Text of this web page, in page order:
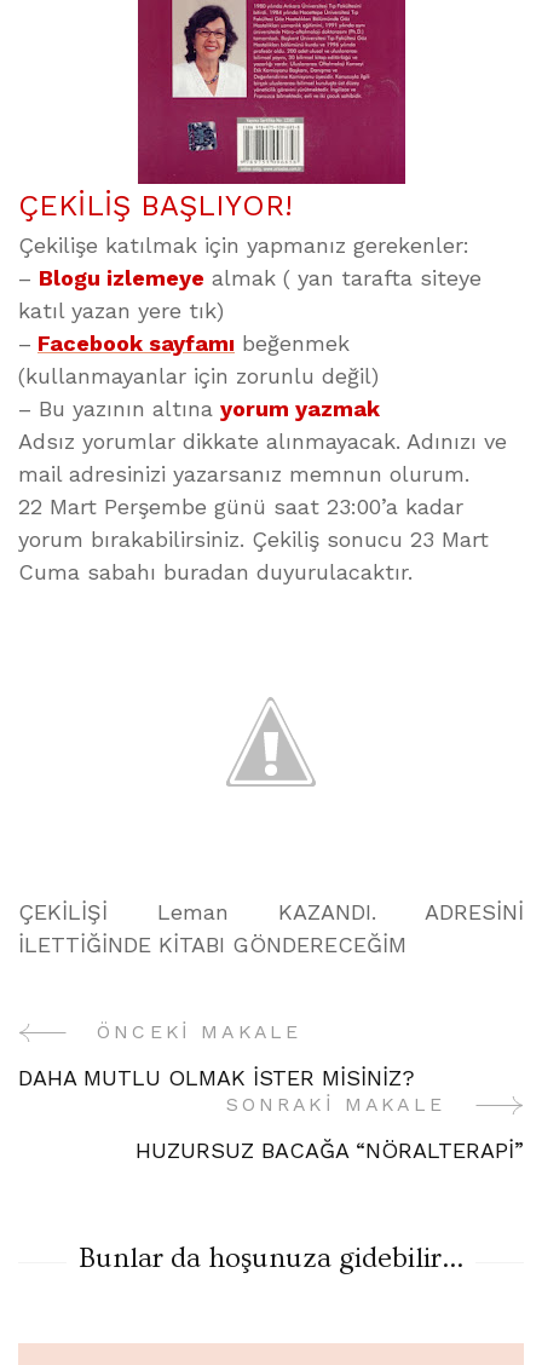
ÇEKİLİŞ BAŞLIYOR!
Çekilişe katılmak için yapmanız gerekenler:
– Blogu izlemeye almak ( yan tarafta siteye
katıl yazan yere tık)
– Facebook sayfamı beğenmek
(kullanmayanlar için zorunlu değil)
– Bu yazının altına yorum yazmak
Adsız yorumlar dikkate alınmayacak. Adınızı ve
mail adresinizi yazarsanız memnun olurum.
22 Mart Perşembe günü saat 23:00’a kadar
yorum bırakabilirsiniz. Çekiliş sonucu 23 Mart
Cuma sabahı buradan duyurulacaktır.
ÇEKİLİŞİ Leman KAZANDI. ADRESİNİ
İLETTİĞİNDE KİTABI GÖNDERECEĞİM
YazıÖNCEKI MAKALE
DAHA MUTLU OLMAK İSTER MİSİNİZ?
SONRAKI MAKALE
HUZURSUZ BACAĞA “NÖRALTERAPİ”
Bunlar da hoşunuza gidebilir...